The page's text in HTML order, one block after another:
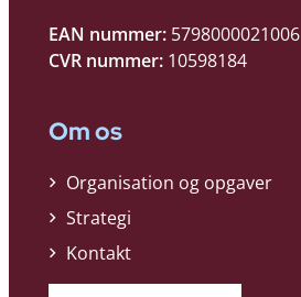
EAN nummer: 5798000021006
CVR nummer: 10598184
Om os
Organisation og opgaver
Strategi
Kontakt